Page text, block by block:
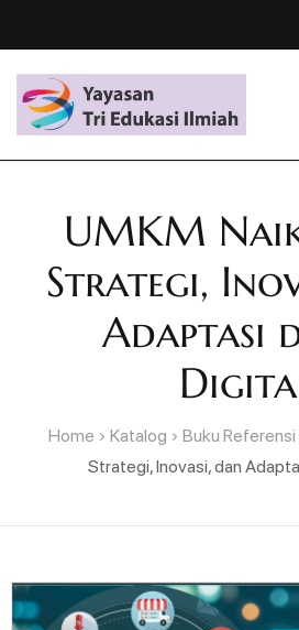
UMKM
Strategi,
Adaptasi
Home Katalog Buku Referensi
Strategi, Inovasi, dan